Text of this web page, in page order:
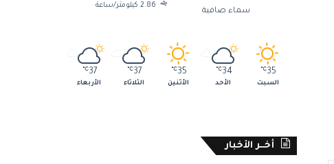
سماء صافية
2.86 كيلومتر/ساعة
35
℃
السبت
34
℃
الأحد
35
℃
الأثنين
37
℃
الثلاثاء
37
℃
الأربعاء
أخــر الأخبار